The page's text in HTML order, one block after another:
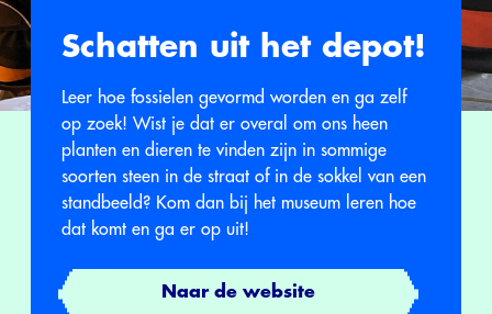
Schatten uit het depot!
Leer hoe fossielen gevormd worden en ga zelf
op zoek! Wist je dat er overal om ons heen
planten en dieren te vinden zijn in sommige
soorten steen in de straat of in de sokkel van een
standbeeld? Kom dan bij het museum leren hoe
dat komt en ga er op uit!
Naar de website